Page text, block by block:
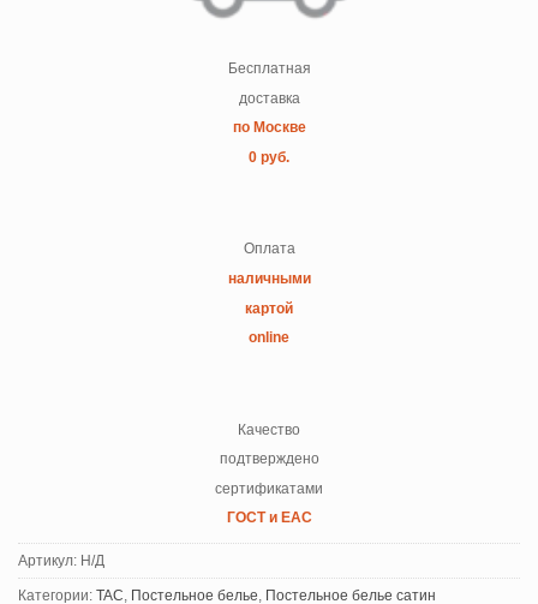
Бесплатная
доставка
по Москве
0 руб.
Оплата
наличными
картой
online
Качество
подтверждено
сертификатами
ГОСТ и ЕАС
Артикул: Н/Д
Категории: TAC Постельное белье Постельное белье сатин